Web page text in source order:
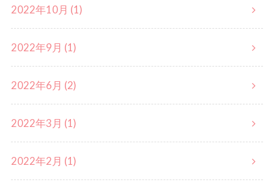
2022年10月 (1)
2022年9月 (1)
2022年6月 (2)
2022年3月 (1)
2022年2月 (1)